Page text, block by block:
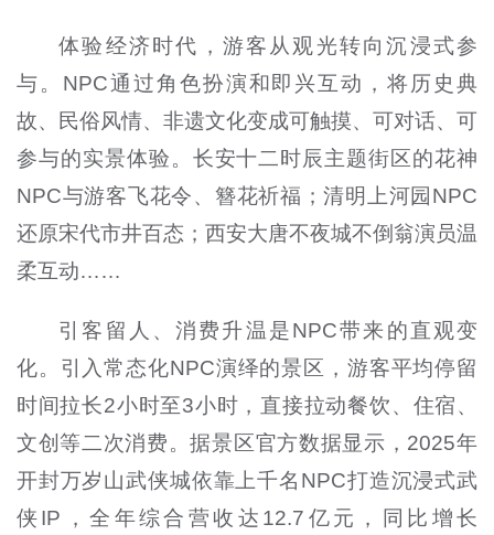
体验经济时代，游客从观光转向沉浸式参
与。NPC通过角色扮演和即兴互动，将历史典
故、民俗风情、非遗文化变成可触摸、可对话、可
参与的实景体验。长安十二时辰主题街区的花神
NPC与游客飞花令、簪花祈福；清明上河园NPC
还原宋代市井百态；西安大唐不夜城不倒翁演员温
柔互动……
引客留人、消费升温是NPC带来的直观变
化。引入常态化NPC演绎的景区，游客平均停留
时间拉长2小时至3小时，直接拉动餐饮、住宿、
文创等二次消费。据景区官方数据显示，2025年
开封万岁山武侠城依靠上千名NPC打造沉浸式武
侠IP，全年综合营收达12.7亿元，同比增长